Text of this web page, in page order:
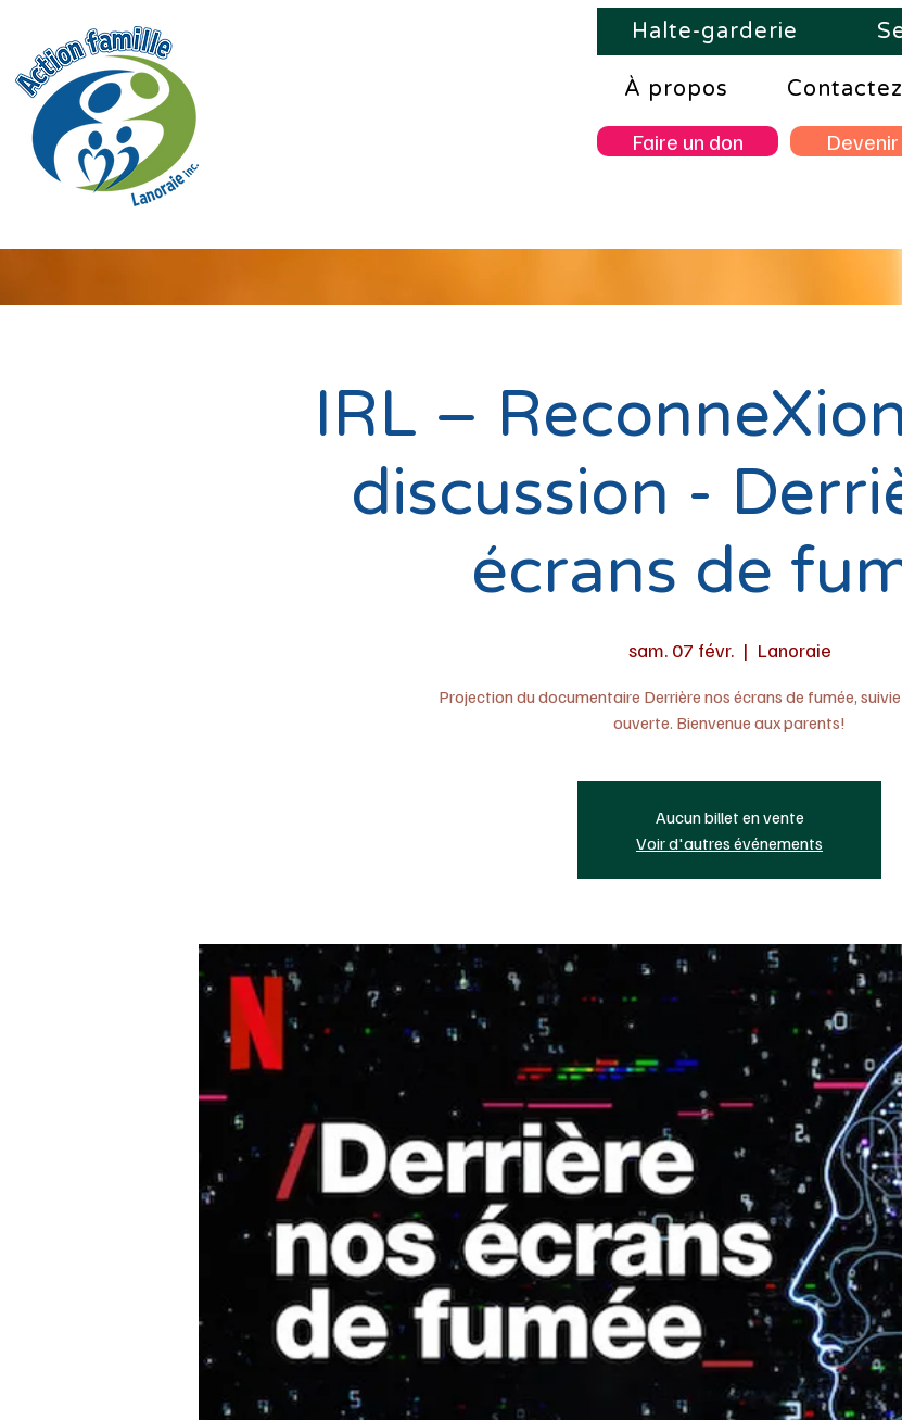
Halte-garderie
À propos
Faire un don
IRL –
discussion -
écrans de
sam. 07 févr.
  |
Lanoraie
Projection du documentaire Derrière nos écrans de fumée, suivie
ouverte. Bienvenue aux parents!
Aucun billet en vente
Voir d'autres événements